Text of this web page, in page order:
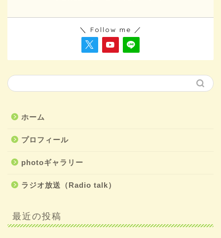
＼ Follow me ／
ホーム
プロフィール
photoギャラリー
ラジオ放送（Radio talk）
最近の投稿